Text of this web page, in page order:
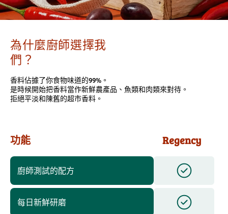
為什麼廚師選擇我
們？
香料佔據了你食物味道的99%。
是時候開始把香料當作新鮮農產品、魚類和肉類來對待。
拒絕平淡和陳舊的超市香料。
功能 Regency
廚師測試的配方
每日新鮮研磨